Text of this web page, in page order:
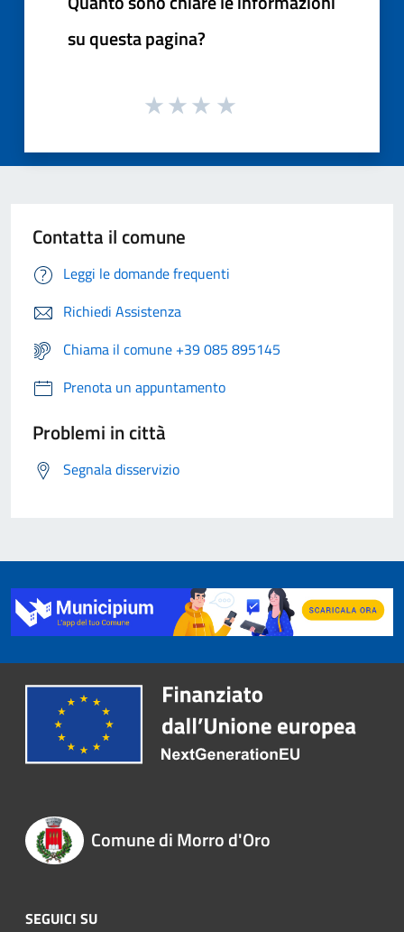
su questa pagina?
Contatta il comune
Leggi le domande frequenti
Richiedi Assistenza
Chiama il comune +39 085 895145
Prenota un appuntamento
Problemi in città
Segnala disservizio
Comune di Morro d'Oro
SEGUICI SU